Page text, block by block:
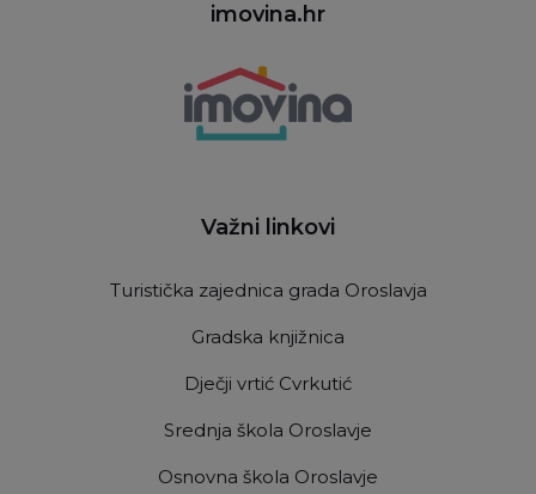
imovina.hr
Važni linkovi
Turistička zajednica grada Oroslavja
Gradska knjižnica
Dječji vrtić Cvrkutić
Srednja škola Oroslavje
Osnovna škola Oroslavje